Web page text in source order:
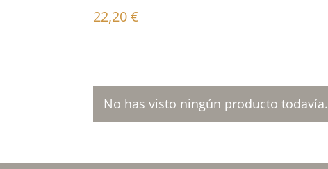
22,20€
No has visto ningún producto todavía.